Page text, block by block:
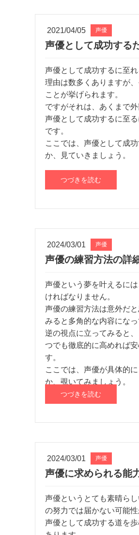
2021/04/05 声優
声優として成功する
声優として成功するに至
理由は数多くありますが
ことが挙げられます。
ですがそれは、あくまで
声優として成功するに至
です。
ここでは、声優として成
か、見ていきましょう。
つづきを読む
2024/03/01 声優
声優の練習方法の詳
声優という夢を叶えるに
ければなりません。
声優の練習方法は意外だ
みると多角的な内容になっ
逆の視点に立ってみると
つでも徹底的に高めれば
す。
ここでは、声優が具体的
か、覗いてみましょう。
つづきを読む
2024/03/01 声優
声優に求められる能
声優というとても素晴ら
の努力では届かない可能性
声優として成功する道を